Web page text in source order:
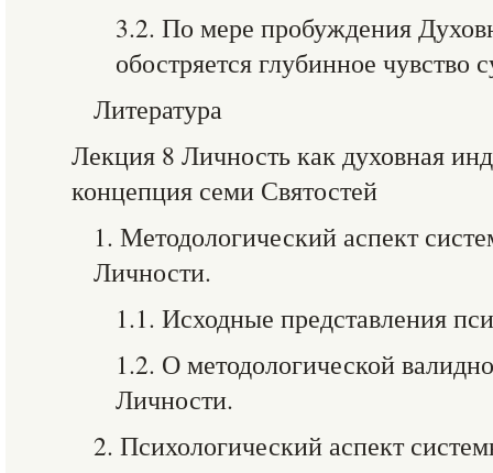
3.2. По мере пробуждения
обостряется глубинное чувство
Литература
Лекция 8 Личность как духовная
концепция семи Святостей
1. Методологический аспект
Личности.
1.1. Исходные представления
1.2. О методологической
Личности.
2. Психологический аспект